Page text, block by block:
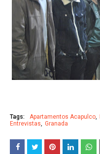
Tags: Apartamentos Acapulco
Entrevistas
Granada